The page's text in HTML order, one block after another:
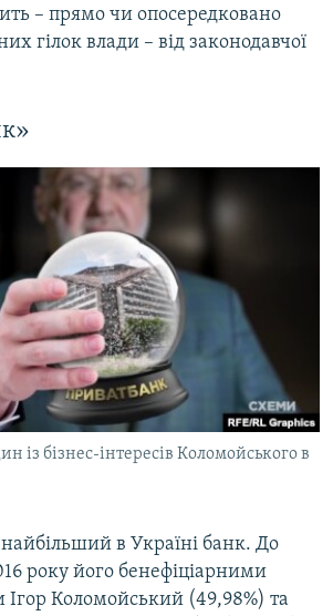
– прямо чи опосередковано
гілок влади – від законодавчої
із бізнес-інтересів Коломойського в
в Україні банк. До
року його бенефіціарними
Ігор Коломойський (49,98%) та